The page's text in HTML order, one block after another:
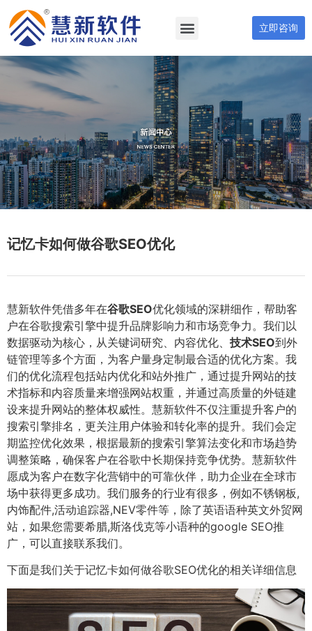
立即咨询
记忆卡如何做谷歌SEO优化
慧新软件凭借多年在谷歌SEO优化领域的深耕细作，帮助客
户在谷歌搜索引擎中提升品牌影响力和市场竞争力。我们以
数据驱动为核心，从关键词研究、内容优化、 技术SEO到外
链管理等多个方面，为客户量身定制最合适的优化方案。我
们的优化流程包括站内优化和站外推广，通过提升网站的技
术指标和内容质量来增强网站权重，并通过高质量的外链建
设来提升网站的整体权威性。慧新软件不仅注重提升客户的
搜索引擎排名，更关注用户体验和转化率的提升。我们会定
期监控优化效果，根据最新的搜索引擎算法变化和市场趋势
调整策略，确保客户在谷歌中长期保持竞争优势。慧新软件
愿成为客户在数字化营销中的可靠伙伴，助力企业在全球市
场中获得更多成功。我们服务的行业有很多，例如不锈钢板,
内饰配件,活动追踪器,NEV零件等，除了英语语种英文外贸网
站，如果您需要希腊,斯洛伐克等小语种的google SEO推
广，可以直接联系我们。
下面是我们关于记忆卡如何做谷歌SEO优化的相关详细信息